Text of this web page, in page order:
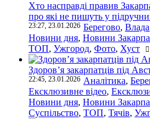
Хто насправді правив
про які не пишуть у
23:27, 23.01.2026 Берегово, Влада
Новини дня, Новини
ТОП, Ужгород, Фото, Хуст
Здоров’я закарпатців під
22:45, 23.01.2026 Аналітика,
Ексклюзивне відео,
Новини дня, Новини
Суспільство, ТОП, Тячів,